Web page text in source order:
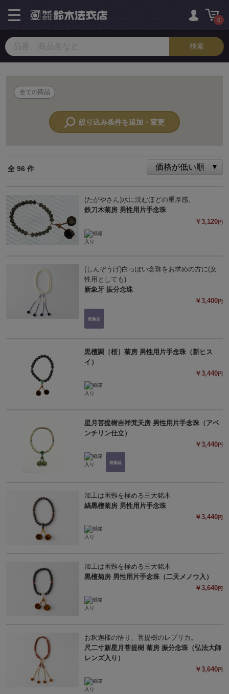
0
toggle
navigation
全ての商品
絞り込み条件を追加・変更
全 96 件
(たがやさん)水に沈むほどの重厚感。
鉄刀木菊房 男性用片手念珠
￥3,120円
(しんぞうげ)白っぽい念珠をお求めの方に(女
性用としても)
新象牙 振分念珠
￥3,400円
黒檀調［桜］菊房 男性用片手念珠（新ヒス
イ）
￥3,440円
星月菩提樹吉祥梵天房 男性用片手念珠（アベ
ンチリン仕立）
￥3,440円
加工は困難を極める三大銘木
縞黒檀菊房 男性用片手念珠
￥3,440円
加工は困難を極める三大銘木
黒檀菊房 男性用片手念珠（二天メノウ入）
￥3,640円
お釈迦様の悟り、菩提樹のレプリカ。
尺二寸新星月菩提樹 菊房 振分念珠（弘法大師
レンズ入り）
￥3,640円